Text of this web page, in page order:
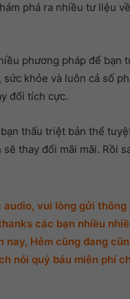
phá ra nhiều tư liệu
phương pháp để bạn
khỏe và luôn cả số
đổi tích cực.
thấu triệt bản thể
thay đổi mãi mãi. Rồi
vui lòng gửi
các bạn nhiều
nay, Hẻm cũng đang
nói quý báu miễn phí